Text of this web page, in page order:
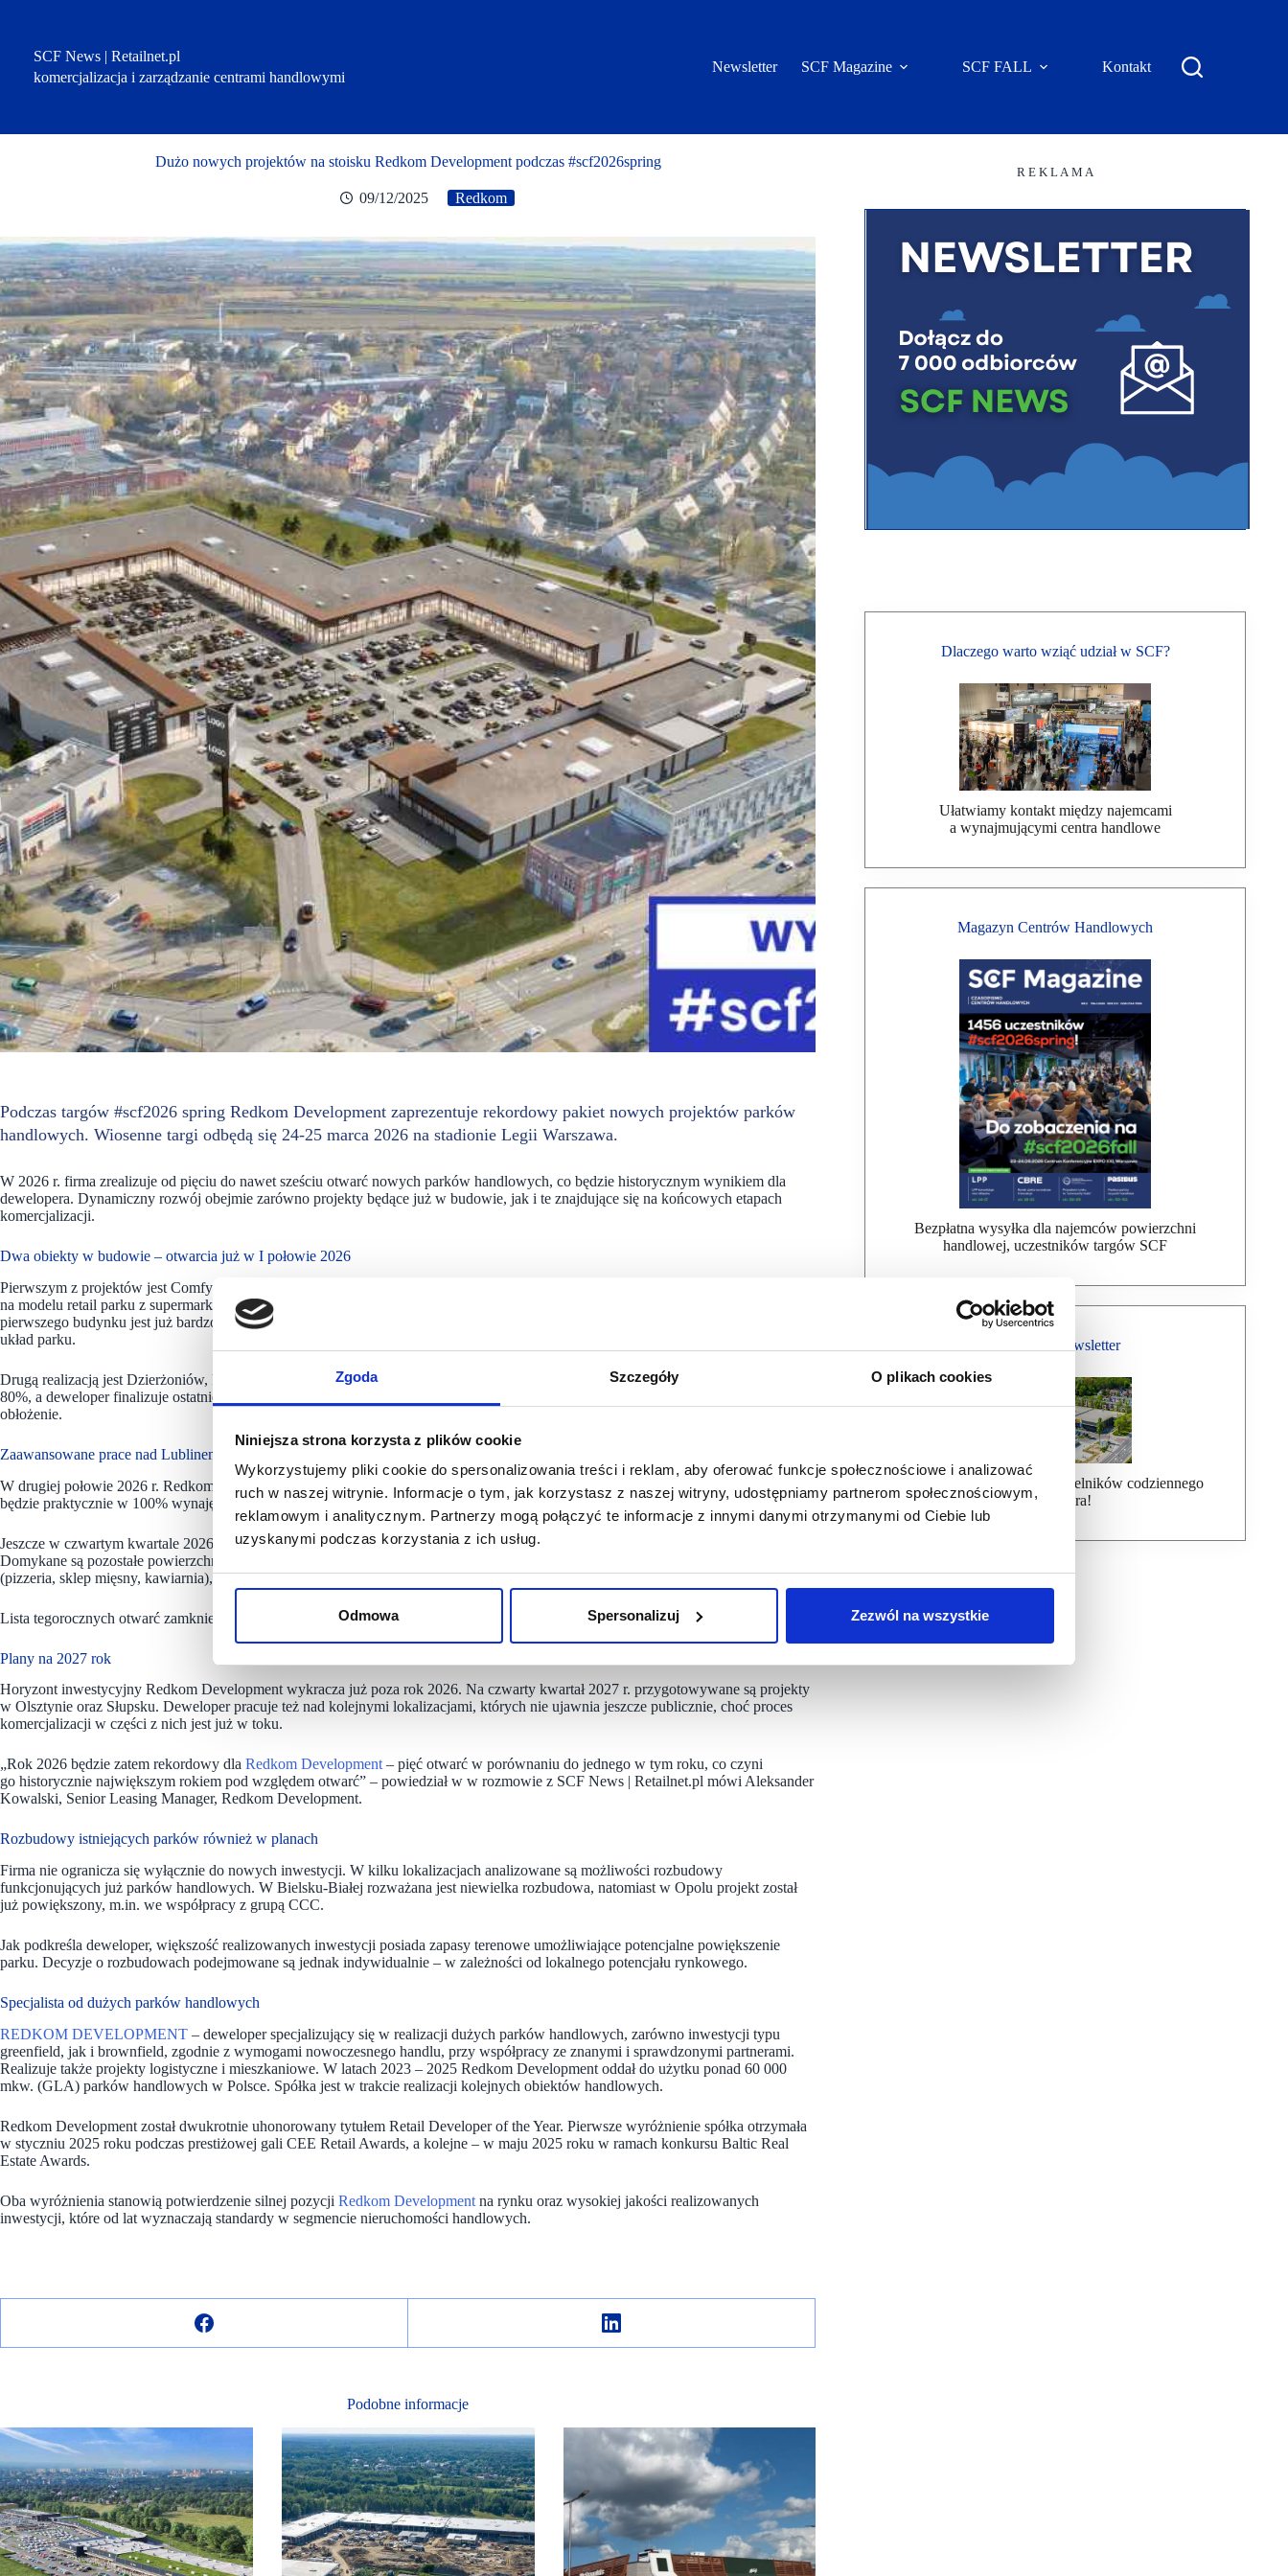
Zgoda Szczegóły O plikach cookies
Niniejsza strona korzysta z plików cookie
Wykorzystujemy pliki cookie do spersonalizowania treści i reklam, aby oferować funkcje społecznościowe i analizować
ruch w naszej witrynie. Informacje o tym, jak korzystasz z naszej witryny, udostępniamy partnerom społecznościowym,
reklamowym i analitycznym. Partnerzy mogą połączyć te informacje z innymi danymi otrzymanymi od Ciebie lub
uzyskanymi podczas korzystania z ich usług.
Odmowa Spersonalizuj Zezwól na wszystkie
SCF News | Retailnet.pl
komercjalizacja i zarządzanie centrami handlowymi
Newsletter SCF Magazine SCF FALL Kontakt
Dużo nowych projektów na stoisku Redkom Development podczas #scf2026spring
09/12/2025 Redkom
Podczas targów #scf2026 spring Redkom Development zaprezentuje rekordowy pakiet nowych projektów parków
handlowych. Wiosenne targi odbędą się 24-25 marca 2026 na stadionie Legii Warszawa.
W 2026 r. firma zrealizuje od pięciu do nawet sześciu otwarć nowych parków handlowych, co będzie historycznym wynikiem dla
dewelopera. Dynamiczny rozwój obejmie zarówno projekty będące już w budowie, jak i te znajdujące się na końcowych etapach
komercjalizacji.
Dwa obiekty w budowie – otwarcia już w I połowie 2026
Pierwszym z projektów jest Comfy Park Bydgoszcz, powstający w ramach rewitalizacji istniejącego terenu. Kompleks, oparty
na modelu retail parku z supermarketem jako operatorem głównym, zostanie otwarty w pierwszej połowie 2026 r. Komercjalizacja
pierwszego budynku jest już bardzo zaawansowana, a kolejne dwa obiekty, okalające centralny parking, wkrótce uzupełnią docelowy
układ parku.
Drugą realizacją jest Dzierżoniów, którego otwarcie zaplanowano na maj 2026 r. Obecnie projekt jest skomercjalizowany w ponad
80%, a deweloper finalizuje ostatnie umowy. W ciągu najbliższych dwóch–trzech miesięcy inwestycja powinna osiągnąć pełne
obłożenie.
Zaawansowane prace nad Lublinem, Otwockiem i Białymstokiem
W drugiej połowie 2026 r. Redkom Development otworzy park handlowy w Lublinie, który – po podpisaniu ostatnich kontraktów –
będzie praktycznie w 100% wynajęty.
Jeszcze w czwartym kwartale 2026 r. do użytku zostanie oddany obiekt w Otwocku, którego komercjalizacja przekroczyła 80%.
Domykane są pozostałe powierzchnie najmu. Wolne lokale o powierzchni 50–100 m² zostaną przeznaczone głównie na gastronomię
(pizzeria, sklep mięsny, kawiarnia), a także biżuterię, aptekę i usługi towarzyszące.
Lista tegorocznych otwarć zamknie Białystok, który dołączy do portfolio firmy pod koniec 2026 r.
Plany na 2027 rok
Horyzont inwestycyjny Redkom Development wykracza już poza rok 2026. Na czwarty kwartał 2027 r. przygotowywane są projekty
w Olsztynie oraz Słupsku. Deweloper pracuje też nad kolejnymi lokalizacjami, których nie ujawnia jeszcze publicznie, choć proces
komercjalizacji w części z nich jest już w toku.
„Rok 2026 będzie zatem rekordowy dla Redkom Development– pięć otwarć w porównaniu do jednego w tym roku, co czyni
go historycznie największym rokiem pod względem otwarć” – powiedział w w rozmowie z SCF News | Retailnet.pl mówi Aleksander
Kowalski, Senior Leasing Manager, Redkom Development.
Rozbudowy istniejących parków również w planach
Firma nie ogranicza się wyłącznie do nowych inwestycji. W kilku lokalizacjach analizowane są możliwości rozbudowy
funkcjonujących już parków handlowych. W Bielsku-Białej rozważana jest niewielka rozbudowa, natomiast w Opolu projekt został
już powiększony, m.in. we współpracy z grupą CCC.
Jak podkreśla deweloper, większość realizowanych inwestycji posiada zapasy terenowe umożliwiające potencjalne powiększenie
parku. Decyzje o rozbudowach podejmowane są jednak indywidualnie – w zależności od lokalnego potencjału rynkowego.
Specjalista od dużych parków handlowych
REDKOM DEVELOPMENT – deweloper specjalizujący się w realizacji dużych parków handlowych, zarówno inwestycji typu
greenfield, jak i brownfield, zgodnie z wymogami nowoczesnego handlu, przy współpracy ze znanymi i sprawdzonymi partnerami.
Realizuje także projekty logistyczne i mieszkaniowe. W latach 2023 – 2025 Redkom Development oddał do użytku ponad 60 000
mkw. (GLA) parków handlowych w Polsce. Spółka jest w trakcie realizacji kolejnych obiektów handlowych.
Redkom Development został dwukrotnie uhonorowany tytułem Retail Developer of the Year. Pierwsze wyróżnienie spółka otrzymała
w styczniu 2025 roku podczas prestiżowej gali CEE Retail Awards, a kolejne – w maju 2025 roku w ramach konkursu Baltic Real
Estate Awards.
Oba wyróżnienia stanowią potwierdzenie silnej pozycji Redkom Development na rynku oraz wysokiej jakości realizowanych
inwestycji, które od lat wyznaczają standardy w segmencie nieruchomości handlowych.
Podobne informacje
R E K L A M A
Dlaczego warto wziąć udział w SCF?
Ułatwiamy kontakt między najemcami
a wynajmującymi centra handlowe
Magazyn Centrów Handlowych
Bezpłatna wysyłka dla najemców powierzchni
handlowej, uczestników targów SCF
Bezpłatny Newsletter
Dołącz do ponad 7000 czytelników codziennego
newslettera!